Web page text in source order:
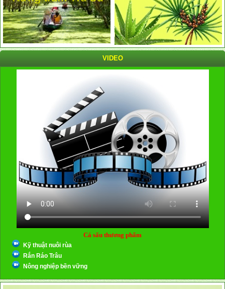
VIDEO
Cá sấu thương phẩm
Kỹ thuật nuôi rùa
Rắn Ráo Trâu
Nông nghiệp bền vững